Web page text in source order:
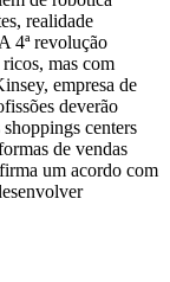
realidade
4ª revolução
mas com
empresa de
deverão
centers
de vendas
um acordo com